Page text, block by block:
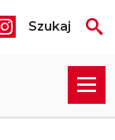
treści
media
Szukaj